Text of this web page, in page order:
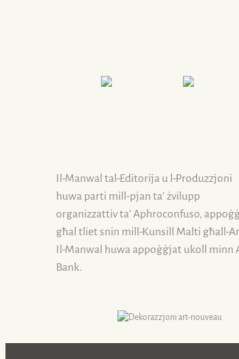
Il-Manwal tal-Editorija u l-Produzzjoni
huwa parti mill-pjan ta’ żvilupp
organizzattiv ta’ Aphroconfuso,
għal tliet snin mill-Kunsill
Malti għall-
Il-Manwal huwa appoġġjat ukoll minn
Bank.